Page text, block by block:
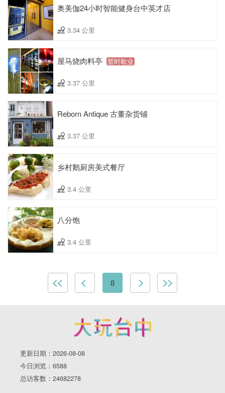
奥美伽24小时智能健身台中英才店
3.34 公里
屋马烧肉料亭 暂时歇业
3.37 公里
Reborn Antique 古董杂货铺
3.37 公里
乡村鹅厨房美式餐厅
3.4 公里
八分饱
3.4 公里
8
更新日期：2026-08-08
今日浏览：6588
总访客数：24682278